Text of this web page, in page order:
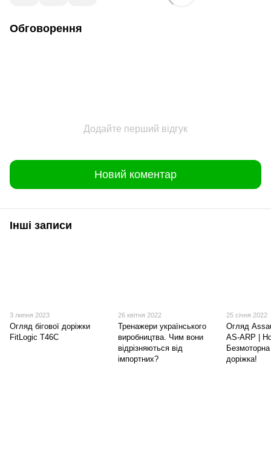
Обговорення
Додайте перший відгук
Новий коментар
Інші записи
3 липня 2023
Огляд бігової доріжки
FitLogic T46C
26 квітня 2022
Тренажери українського
виробництва. Чим вони
відрізняються від
імпортних?
25 січня 2022
Огляд
AS-ARP |
Безмоторна
доріжка!